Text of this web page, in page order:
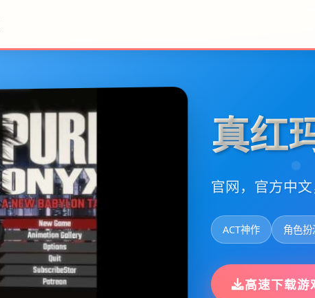
真红
官网，官方中
ACT神作 角色扮
高速下载游